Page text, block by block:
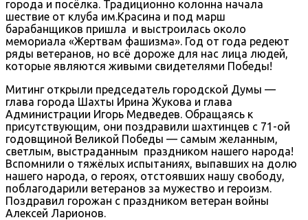
города и посёлка. Традиционно колонна начала
шествие от клуба им.Красина и под марш
барабанщиков пришла и выстроилась около
мемориала «Жертвам фашизма». Год от года редеют
ряды ветеранов, но всё дороже для нас лица людей,
которые являются живыми свидетелями Победы!
Митинг открыли председатель городской Думы —
глава города Шахты Ирина Жукова и глава
Администрации Игорь Медведев. Обращаясь к
присутствующим, они поздравили шахтинцев с 71-ой
годовщиной Великой Победы — самым желанным,
светлым, выстраданным праздником нашего народа!
Вспомнили о тяжёлых испытаниях, выпавших на долю
нашего народа, о героях, отстоявших нашу свободу,
поблагодарили ветеранов за мужество и героизм.
Поздравил горожан с праздником ветеран войны
Алексей Ларионов.